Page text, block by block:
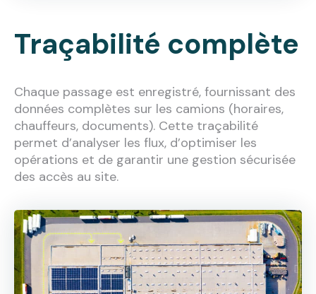
Traçabilité complète
Chaque passage est enregistré, fournissant des
données complètes sur les camions (horaires,
chauffeurs, documents). Cette traçabilité
permet d’analyser les flux, d’optimiser les
opérations et de garantir une gestion sécurisée
des accès au site.